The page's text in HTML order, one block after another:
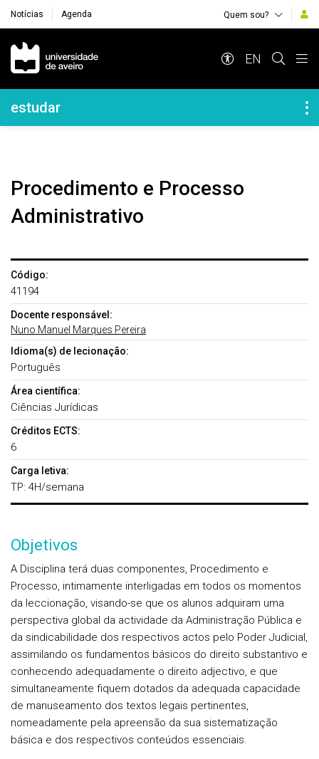
Notícias Agenda Quem sou?
Navegação Principal
EN
Navegação Lateral
estudar
Procedimento e Processo
Administrativo
Código:
41194
Docente responsável:
Nuno Manuel Marques Pereira
Idioma(s) de lecionação:
Português
Área científica:
Ciências Jurídicas
Créditos ECTS:
6
Carga letiva:
TP: 4H/semana
Objetivos
A Disciplina terá duas componentes, Procedimento e
Processo, intimamente interligadas em todos os momentos
da leccionação, visando-se que os alunos adquiram uma
perspectiva global da actividade da Administração Pública e
da sindicabilidade dos respectivos actos pelo Poder Judicial,
assimilando os fundamentos básicos do direito substantivo e
conhecendo adequadamente o direito adjectivo, e que
simultaneamente fiquem dotados da adequada capacidade
de manuseamento dos textos legais pertinentes,
nomeadamente pela apreensão da sua sistematização
básica e dos respectivos conteúdos essenciais.